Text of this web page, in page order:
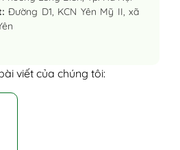
Đường D1, KCN Yên Mỹ II, xã
viết của chúng tôi: